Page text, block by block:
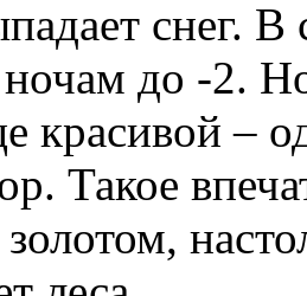
снег.
до -2.
красивой –
Такое